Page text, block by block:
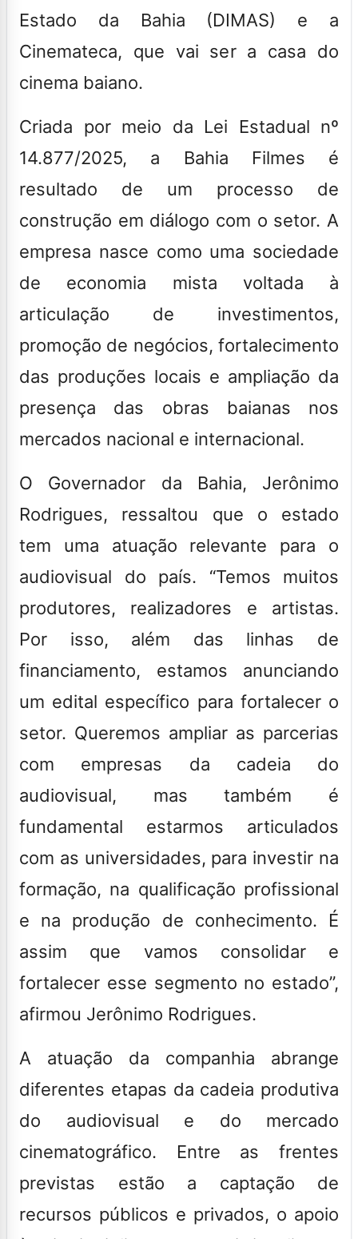
Estado da Bahia (DIMAS) e a
Cinemateca, que vai ser a casa do
cinema baiano.
Criada por meio da Lei Estadual nº
14.877/2025, a Bahia Filmes é
resultado de um processo de
construção em diálogo com o setor. A
empresa nasce como uma sociedade
de economia mista voltada à
articulação de investimentos,
promoção de negócios, fortalecimento
das produções locais e ampliação da
presença das obras baianas nos
mercados nacional e internacional.
O Governador da Bahia, Jerônimo
Rodrigues, ressaltou que o estado
tem uma atuação relevante para o
audiovisual do país. “Temos muitos
produtores, realizadores e artistas.
Por isso, além das linhas de
financiamento, estamos anunciando
um edital específico para fortalecer o
setor. Queremos ampliar as parcerias
com empresas da cadeia do
audiovisual, mas também é
fundamental estarmos articulados
com as universidades, para investir na
formação, na qualificação profissional
e na produção de conhecimento. É
assim que vamos consolidar e
fortalecer esse segmento no estado”,
afirmou Jerônimo Rodrigues.
A atuação da companhia abrange
diferentes etapas da cadeia produtiva
do audiovisual e do mercado
cinematográfico. Entre as frentes
previstas estão a captação de
recursos públicos e privados, o apoio